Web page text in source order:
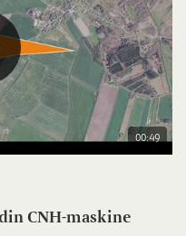
00:49
CNH-maskine